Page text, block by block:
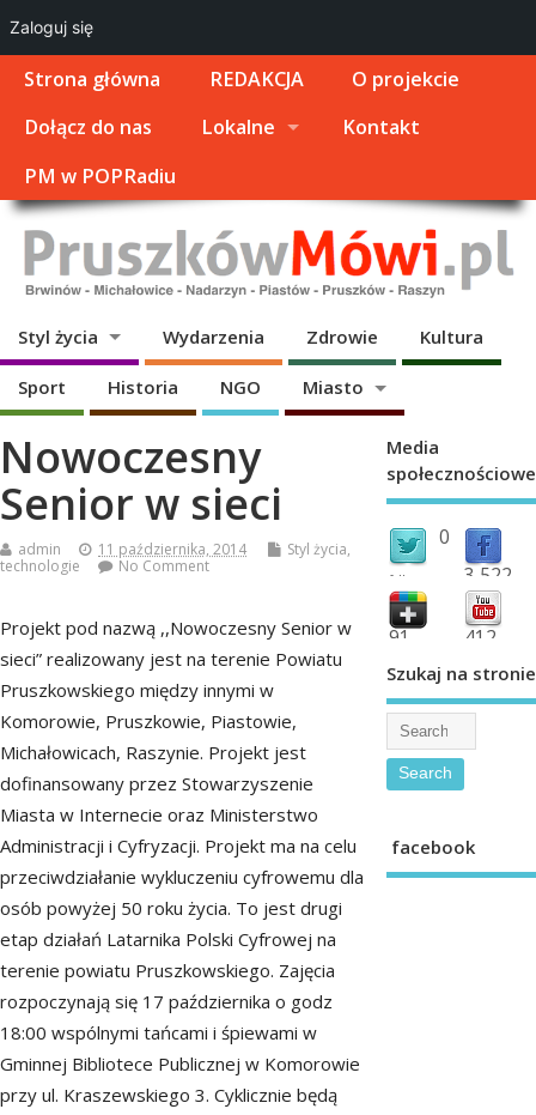
Strona główna REDAKCJA
O projekcie
Dołącz do nas
Lokalne
Kontakt
PM w POPRadiu
Styl życia Wydarzenia Zdrowie Kultura
Sport Historia NGO Miasto
Nowoczesny
Senior w sieci
admin 11 października, 2014 Styl życia,
technologie
No Comment
Projekt pod nazwą ,,Nowoczesny Senior w
sieci” realizowany jest na terenie Powiatu
Pruszkowskiego między innymi w
Komorowie, Pruszkowie, Piastowie,
Michałowicach, Raszynie. Projekt jest
dofinansowany przez Stowarzyszenie
Miasta w Internecie oraz Ministerstwo
Administracji i Cyfryzacji. Projekt ma na celu
przeciwdziałanie wykluczeniu cyfrowemu dla
osób powyżej 50 roku życia. To jest drugi
etap działań Latarnika Polski Cyfrowej na
terenie powiatu Pruszkowskiego. Zajęcia
rozpoczynają się 17 października o godz
18:00 wspólnymi tańcami i śpiewami w
Gminnej Bibliotece Publicznej w Komorowie
przy ul. Kraszewskiego 3. Cyklicznie będą
Media
społecznościowe
0
followers 3,522
fans
91 412
Szukaj na stronie
facebook
Zaloguj się